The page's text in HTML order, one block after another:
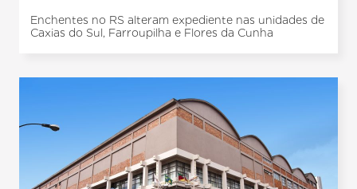
Enchentes no RS alteram expediente nas unidades de
Caxias do Sul, Farroupilha e Flores da Cunha